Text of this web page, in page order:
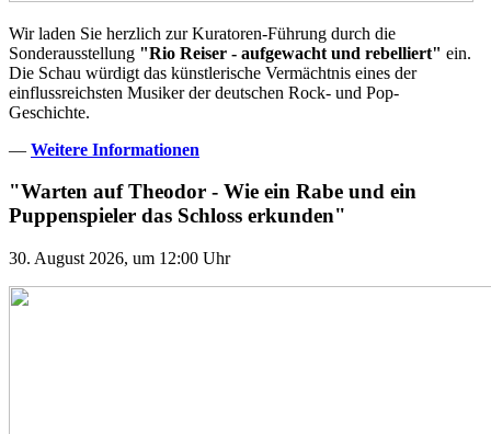
Wir laden Sie herzlich zur Kuratoren-Führung durch die
Sonderausstellung "Rio Reiser - aufgewacht und rebelliert" ein.
Die Schau würdigt das künstlerische Vermächtnis eines der
einflussreichsten Musiker der deutschen Rock- und Pop-
Geschichte.
— Weitere Informationen
"Warten auf Theodor - Wie ein Rabe und ein
Puppenspieler das Schloss erkunden"
30. August 2026, um 12:00 Uhr